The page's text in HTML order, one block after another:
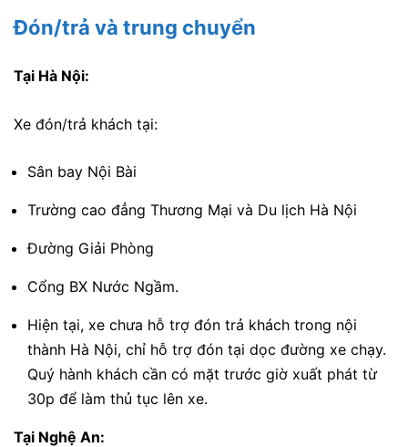
Đón/trả và trung chuyển
Tại Hà Nội:
Xe đón/trả khách tại:
Sân bay Nội Bài
Trường cao đẳng Thương Mại và Du lịch Hà Nội
Đường Giải Phòng
Cổng BX Nước Ngầm.
Hiện tại, xe chưa hỗ trợ đón trả khách trong nội
thành Hà Nội, chỉ hỗ trợ đón tại dọc đường xe chạy.
Quý hành khách cần có mặt trước giờ xuất phát từ
30p để làm thủ tục lên xe.
Tại Nghệ An: